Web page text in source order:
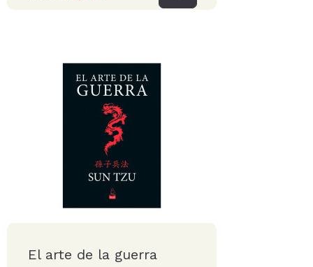
El arte de la guerra